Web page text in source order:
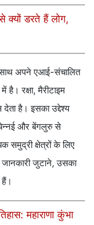
क्यों डरते हैं लोग,
अपने एआई-संचालित
है। रक्षा, मैरीटाइम
है। इसका उद्देश्य
और बेंगलुरु से
समुद्री क्षेत्रों के लिए
जानकारी जुटाने, उसका
महाराणा कुंभा